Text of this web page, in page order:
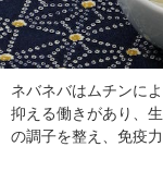
ネバネバはムチンに
抑える働きがあり、
の調子を整え、免疫